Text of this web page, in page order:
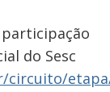
do Sesc
circuito/